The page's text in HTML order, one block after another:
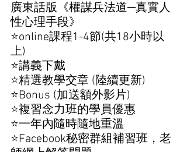
廣東話版《權謀兵法道─真實人
性心理手段》
⭐online課程1-4節(共18小時以
上)
⭐講義下戴
⭐精選教學交章 (陸續更新)
⭐Bonus (加送額外影片)
⭐複習念力班的學員優惠
⭐一年內隨時隨地重溫
⭐Facebook秘密群組補習班，老